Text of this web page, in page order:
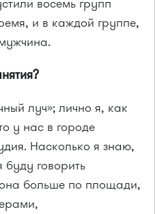
восемь групп
и в каждой группе,
луч»; лично я, как
у нас в городе
Насколько я знаю,
буду говорить
больше по площади,